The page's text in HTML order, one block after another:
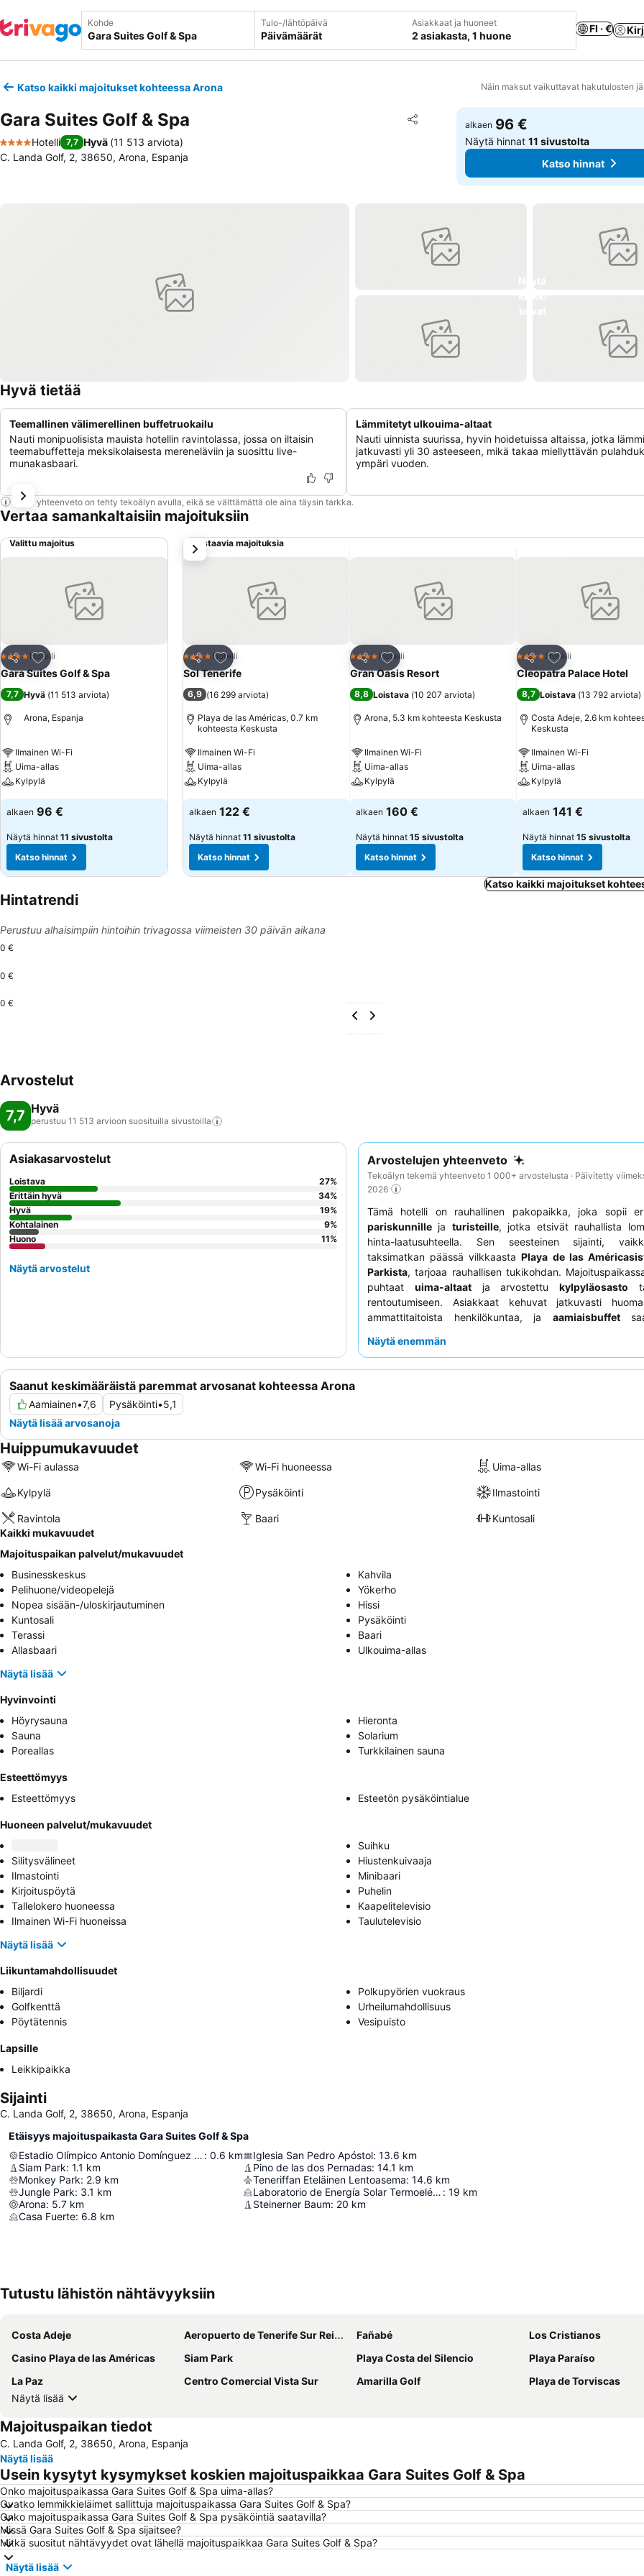
Kohde Tulo-/lähtöpäivä
Päivämäärät
Asiakkaat ja huoneet
2 asiakasta, 1 huone
FI · €
Katso kaikki majoitukset kohteessa Arona Näin maksut vaikuttavat hakutulosten
Gara Suites Golf & Spa Jaa
Lisää suosikkeihin
4 Tähtiluokitus
Hotelli 7,7 Hyvä (11 513 arviota)
C. Landa Golf, 2, 38650, Arona, Espanja
alkaen 96 €
Näytä hinnat11 sivustolta
Katso hinnat
Hyvä tietää
Teemallinen välimerellinen buffetruokailu
Nauti monipuolisista mauista hotellin ravintolassa, jossa on iltaisin
teemabuffetteja meksikolaisesta mereneläviin ja suosittu live-
munakasbaari.
Lämmitetyt ulkouima-altaat
Nauti uinnista suurissa, hyvin hoidetuissa altaissa, jotka
jatkuvasti yli 30 asteeseen, mikä takaa miellyttävän
ympäri vuoden.
Tämä yhteenveto on tehty tekoälyn avulla, eikä se välttämättä ole aina täysin tarkka.
Vertaa samankaltaisiin majoituksiin
Valittu majoitus
Jaa
Lisää suosikkeihin
4 Tähtiluokitus
Hotelli
Gara Suites Golf & Spa
7,7 Hyvä (11 513 arviota)
Arona, Espanja
Ilmainen Wi-Fi
Uima-allas
Kylpylä
alkaen 96 €
Näytä hinnat 11 sivustolta
Katso hinnat
Vastaavia majoituksia
Jaa
Lisää suosikkeihin
4 Tähtiluokitus
Hotelli
Sol Tenerife
6,9 (16 299 arviota)
Playa de las Américas, 0.7 km
kohteesta Keskusta
Ilmainen Wi-Fi
Uima-allas
Kylpylä
alkaen 122 €
Näytä hinnat 11 sivustolta
Katso hinnat
Jaa
Lisää suosikkeihin
4 Tähtiluokitus
Hotelli
Gran Oasis Resort
8,8 Loistava (10 207 arviota)
Arona, 5.3 km kohteesta Keskusta
Ilmainen Wi-Fi
Uima-allas
Kylpylä
alkaen 160 €
Näytä hinnat 15 sivustolta
Katso hinnat
Jaa
Lisää suosikkeihin
4 Tähtiluokitus
Hotelli
Cleopatra Palace Hotel
8,7 Loistava (13 792 arviota)
Costa Adeje, 2.6 km
Keskusta
Ilmainen Wi-Fi
Uima-allas
Kylpylä
alkaen 141 €
Näytä hinnat 15 sivustolta
Katso hinnat
seuraava
Katso kaikki majoitukset
Hintatrendi
Perustuu alhaisimpiin hintoihin trivagossa viimeisten 30 päivän aikana
0 €
0 €
0 €
Arvostelut
7,7 Hyvä
perustuu 11 513 arvioon suosituilla sivustoilla
Arvostelujen yhteenveto
Tekoälyn tekemä yhteenveto 1 000+ arvostelusta · Päivitetty
2026
Tämä hotelli on rauhallinen pakopaikka, joka sopii
pariskunnille ja turisteille, jotka etsivät rauhallista
hinta-laatusuhteella. Sen seesteinen sijainti,
taksimatkan päässä vilkkaastaPlaya de las
Parkista, tarjoaa rauhallisen tukikohdan.
puhtaat uima-altaatja arvostettukylpyläosasto
rentoutumiseen. Asiakkaat kehuvat jatkuvasti
ammattitaitoista henkilökuntaa, ja aamiaisbuffet
munakkaista. Todella erityisen ruokailukokemuksen
Näytä enemmän
Saanut keskimääräistä paremmat arvosanat kohteessa Arona
Aamiainen•7,6 Pysäköinti•5,1
Näytä lisää arvosanoja
Asiakasarvostelut
Loistava 27%
Erittäin hyvä
34%
Hyvä
19%
Kohtalainen
9%
Huono
11%
Näytä arvostelut
Huippumukavuudet
Wi-Fi aulassa Wi-Fi huoneessa Uima-allas
Kylpylä Pysäköinti Ilmastointi
Ravintola Baari
Kuntosali
Kaikki mukavuudet
Majoituspaikan palvelut/mukavuudet
Businesskeskus
Kahvila
Pelihuone/videopelejä
Yökerho
Nopea sisään-/uloskirjautuminen
Hissi
Kuntosali
Pysäköinti
Terassi
Baari
Allasbaari
Ulkouima-allas
Näytä lisää
Hyvinvointi
Höyrysauna
Hieronta
Sauna
Solarium
Poreallas
Turkkilainen sauna
Esteettömyys
Esteettömyys
Esteetön pysäköintialue
Huoneen palvelut/mukavuudet
Suihku
Silitysvälineet
Hiustenkuivaaja
Ilmastointi
Minibaari
Kirjoituspöytä
Puhelin
Tallelokero huoneessa
Kaapelitelevisio
Ilmainen Wi-Fi huoneissa
Taulutelevisio
Näytä lisää
Liikuntamahdollisuudet
Biljardi
Polkupyörien vuokraus
Golfkenttä
Urheilumahdollisuus
Pöytätennis
Vesipuisto
Lapsille
Leikkipaikka
Sijainti
C. Landa Golf, 2, 38650, Arona, Espanja
Etäisyys majoituspaikasta Gara Suites Golf & Spa
Estadio Olímpico Antonio Domínguez Alfonso : 0.6 km
Siam Park: 1.1 km
Monkey Park: 2.9 km
Jungle Park: 3.1 km
Arona: 5.7 km
Casa Fuerte: 6.8 km
Iglesia San Pedro Apóstol: 13.6 km
Pino de las dos Pernadas: 14.1 km
Teneriffan Eteläinen Lentoasema: 14.6 km
Laboratorio de Energía Solar Termoeléctrica : 19 km
Steinerner Baum: 20 km
Tutustu lähistön nähtävyyksiin
Costa Adeje Aeropuerto de Tenerife Sur Reina Sofía Fañabé
Los Cristianos
Casino Playa de las Américas
Siam Park Playa Costa del Silencio
Playa Paraíso
La Paz
Centro Comercial Vista Sur Amarilla Golf
Playa de Torviscas
Näytä lisää
Majoituspaikan tiedot
C. Landa Golf, 2, 38650, Arona, Espanja
Näytä lisää
Usein kysytyt kysymykset koskien majoituspaikkaa Gara Suites Golf & Spa
Onko majoituspaikassa Gara Suites Golf & Spa uima-allas?
Ovatko lemmikkieläimet sallittuja majoituspaikassa Gara Suites Golf & Spa?
Onko majoituspaikassa Gara Suites Golf & Spa pysäköintiä saatavilla?
Missä Gara Suites Golf & Spa sijaitsee?
Mitkä suositut nähtävyydet ovat lähellä majoituspaikkaa Gara Suites Golf & Spa?
Näytä lisää